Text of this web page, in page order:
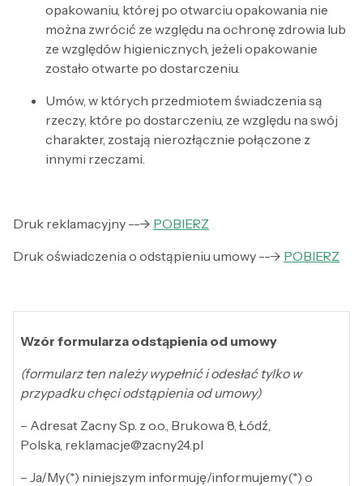
opakowaniu, której po otwarciu opakowania nie
można zwrócić ze względu na ochronę zdrowia lub
ze względów higienicznych, jeżeli opakowanie
zostało otwarte po dostarczeniu.
Umów, w których przedmiotem świadczenia są
rzeczy, które po dostarczeniu, ze względu na swój
charakter, zostają nierozłącznie połączone z
innymi rzeczami.
Druk reklamacyjny ---> POBIERZ
Druk oświadczenia o odstąpieniu umowy ---> POBIERZ
Wzór formularza odstąpienia od umowy
(formularz ten należy wypełnić i odesłać tylko w
przypadku chęci odstąpienia od umowy)
– Adresat Zacny Sp. z o.o., Brukowa 8, Łódź,
Polska, reklamacje@zacny24.pl
– Ja/My(*) niniejszym informuję/informujemy(*) o